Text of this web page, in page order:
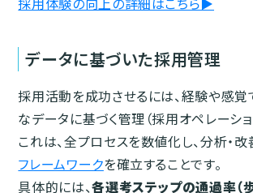
データに基づいた採用管理
採用活動を成功させるには、経験や感覚
なデータに基づく管理（採用オペレーショ
これは、全プロセスを数値化し、分析・
フレームワークを確立することです。
具体的には、各選考ステップの通過率（